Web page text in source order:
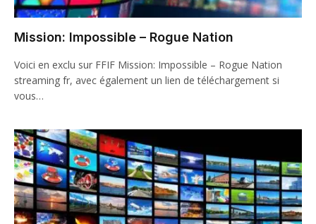
Mission: Impossible – Rogue Nation
Voici en exclu sur FFIF Mission: Impossible – Rogue Nation
streaming fr, avec également un lien de téléchargement si
vous…